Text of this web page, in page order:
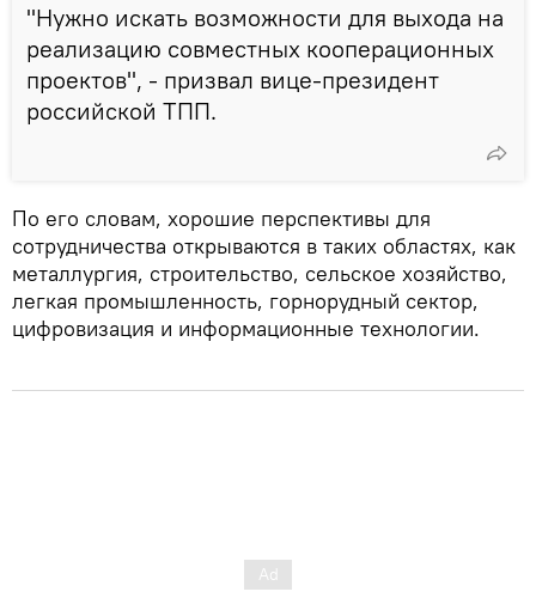
"Нужно искать возможности для выхода на
реализацию совместных кооперационных
проектов", - призвал вице-президент
российской ТПП.
По его словам, хорошие перспективы для
сотрудничества открываются в таких областях, как
металлургия, строительство, сельское хозяйство,
легкая промышленность, горнорудный сектор,
цифровизация и информационные технологии.